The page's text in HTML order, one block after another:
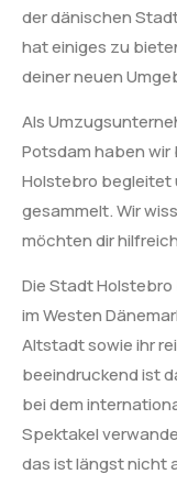
der dänischen
hat einiges zu
deiner neuen
Als
Potsdam haben
Holstebro begleitet
gesammelt. Wir
möchten dir
Die Stadt
im Westen
Altstadt sowie ihr
beeindruckend ist
bei dem
Spektakel
das ist längst nicht